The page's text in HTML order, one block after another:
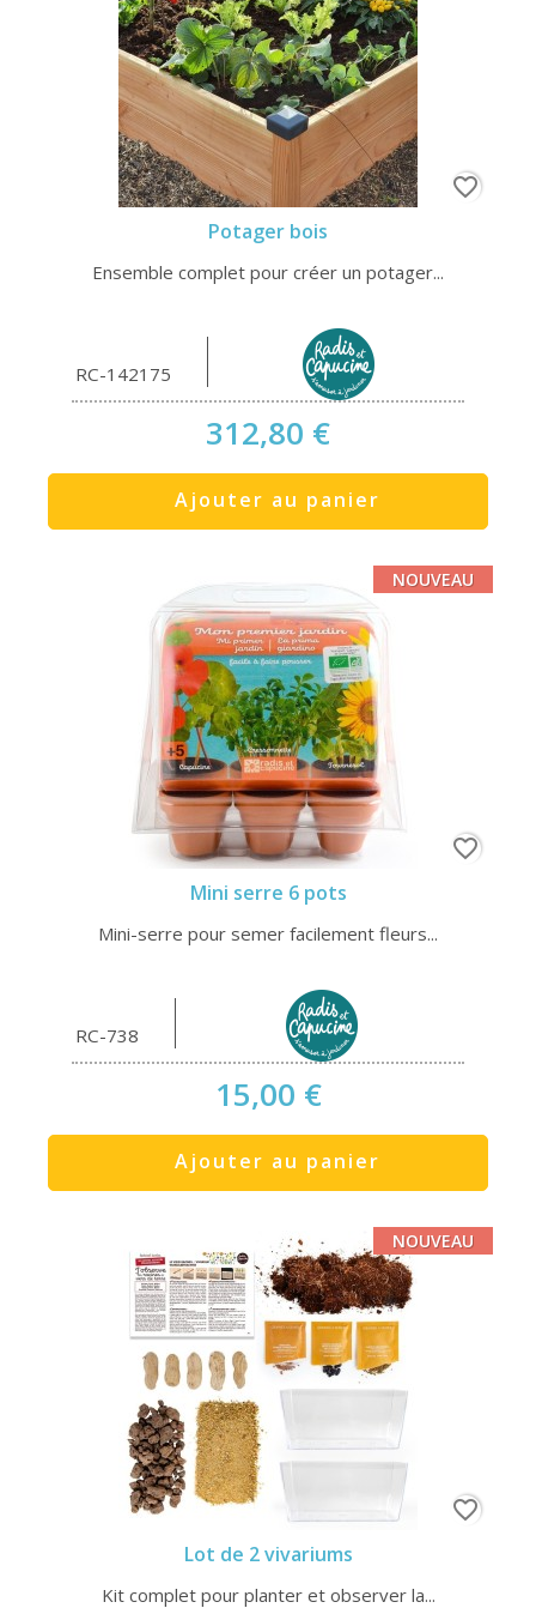
Potager bois
Ensemble complet pour créer un potager...
RC-142175
312,80 €
Ajouter au panier
favorite_border
Mini serre 6 pots
Mini-serre pour semer facilement fleurs...
RC-738
15,00 €
Ajouter au panier
NOUVEAU
favorite_border
Lot de 2 vivariums
Kit complet pour planter et observer la...
NOUVEAU
favorite_border